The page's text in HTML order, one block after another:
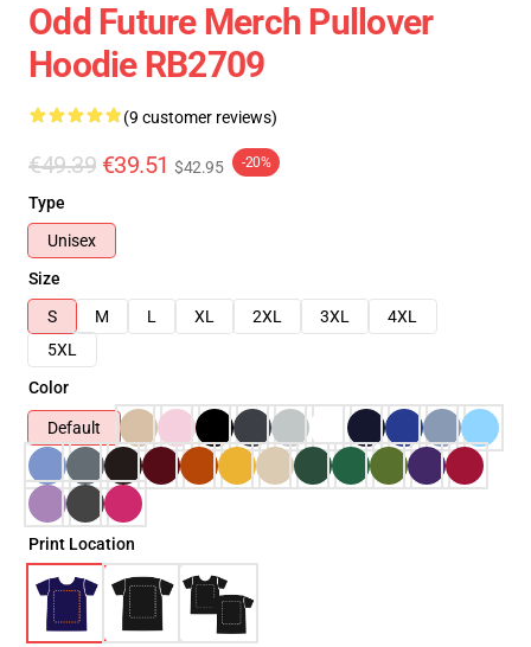
Odd Future Merch Pullover
Hoodie RB2709
(9 customer reviews)
€49.39 €39.51 $42.95 -20%
Type
Unisex
Size
S
M L XL 2XL 3XL
4XL
5XL
Color
Default
Print Location